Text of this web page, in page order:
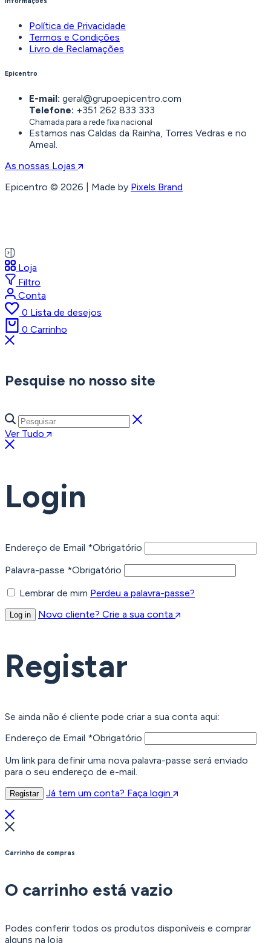
Política de Privacidade
Termos e Condições
Livro de Reclamações
Epicentro
E-mail: geral@grupoepicentro.com
Telefone: +351 262 833 333
Chamada para a rede fixa nacional
Estamos nas Caldas da Rainha, Torres Vedras e no
Ameal.
As nossas Lojas
Epicentro © 2026 | Made by Pixels Brand
Loja
Filtro
Conta
0 Lista de desejos
0 Carrinho
Pesquise no nosso site
Ver Tudo
Login
Endereço de Email *Obrigatório
Palavra-passe *Obrigatório
Lembrar de mim Perdeu a palavra-passe?
Log in Novo cliente? Crie a sua conta
Registar
Se ainda não é cliente pode criar a sua conta aqui:
Endereço de Email *Obrigatório
Um link para definir uma nova palavra-passe será enviado
para o seu endereço de e-mail.
Registar Já tem um conta? Faça login
Carrinho de compras
O carrinho está vazio
Podes conferir todos os produtos disponíveis e comprar
alguns na loja